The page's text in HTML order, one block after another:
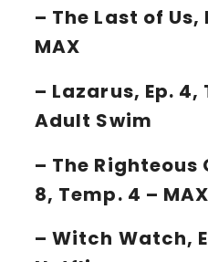
– The Last of Us,
MAX
– Lazarus, Ep. 4,
Adult Swim
– The Righteous
8, Temp. 4 – MAX
–Witch Watch,